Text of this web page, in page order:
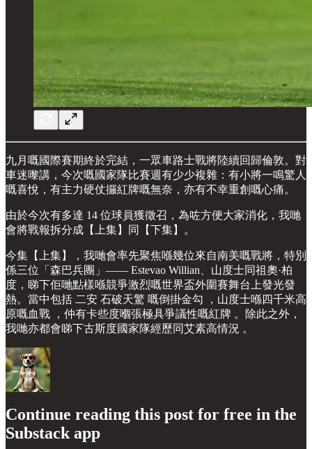
九月嘅國際賽期終於完結，一眾車路士戰將陸續回歸倫敦。對
車迷嚟講，今次嘅國家隊比賽週有少少複雜：有小將一鳴驚人
嘅喜悅，有主力硬仗攞紅牌嘅無奈，亦有不幸重創嘅心痛。
由於今次有多達 14 位球員獲徵召，為咗方便大家消化，我哋
會將戰報拆分成【上集】同【下集】。
今集【上集】，我哋會率先聚焦喺幾位來自南美嘅戰將，特別
係三位「森巴兵團」—— Estevao Willian、山度士同祖奧·柏
度，睇下佢哋點樣喺競爭激烈嘅世界盃外圍賽舞台上發光發
熱。當中包括 二安 石破天驚 嘅倒掛金勾 ，山度士喺四千米高
原嘅血戰 ，仲有卡些度嗰張極具爭議性嘅紅牌 。除此之外，
我哋亦都會睇下古斯度國家隊經歷同艾素高情況 。
Continue reading this post for free in the
Substack app